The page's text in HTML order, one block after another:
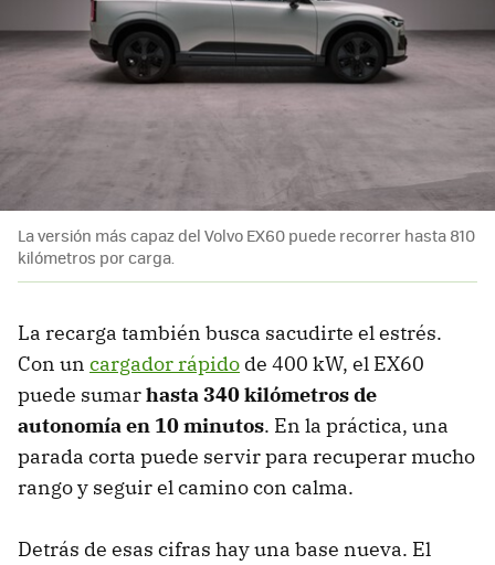
La versión más capaz del Volvo EX60 puede recorrer hasta 810
kilómetros por carga.
La recarga también busca sacudirte el estrés.
Con un cargador rápido de 400 kW, el EX60
puede sumarhasta 340 kilómetros de
autonomía en 10 minutos. En la práctica, una
parada corta puede servir para recuperar mucho
rango y seguir el camino con calma.
Detrás de esas cifras hay una base nueva. El